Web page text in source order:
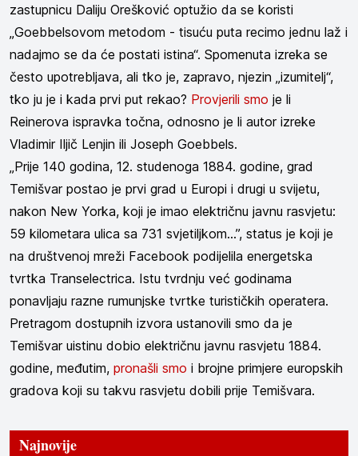
zastupnicu Daliju Orešković optužio da se koristi
„Goebbelsovom metodom - tisuću puta recimo jednu laž i
nadajmo se da će postati istina“. Spomenuta izreka se
često upotrebljava, ali tko je, zapravo, njezin „izumitelj“,
tko ju je i kada prvi put rekao? Provjerili smo je li
Reinerova ispravka točna, odnosno je li autor izreke
Vladimir Iljič Lenjin ili Joseph Goebbels.
„Prije 140 godina, 12. studenoga 1884. godine, grad
Temišvar postao je prvi grad u Europi i drugi u svijetu,
nakon New Yorka, koji je imao električnu javnu rasvjetu:
59 kilometara ulica sa 731 svjetiljkom…”, status je koji je
na društvenoj mreži Facebook podijelila energetska
tvrtka Transelectrica. Istu tvrdnju već godinama
ponavljaju razne rumunjske tvrtke turističkih operatera.
Pretragom dostupnih izvora ustanovili smo da je
Temišvar uistinu dobio električnu javnu rasvjetu 1884.
godine, međutim, pronašli smo i brojne primjere europskih
gradova koji su takvu rasvjetu dobili prije Temišvara.
Najnovije